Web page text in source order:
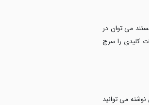
می توان در
کلیدی را سرچ
می توانید